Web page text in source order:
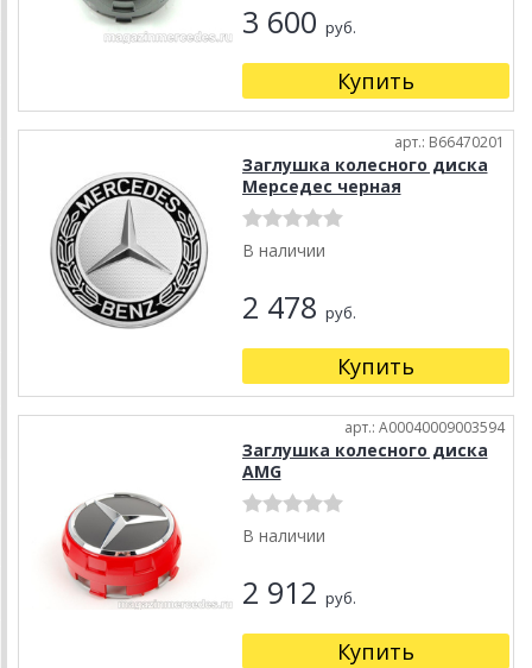
3 600 руб.
Купить
арт.: B66470201
Заглушка колесного диска
Мерседес черная
В наличии
2 478 руб.
Купить
арт.: A00040009003594
Заглушка колесного диска
AMG
В наличии
2 912 руб.
Купить